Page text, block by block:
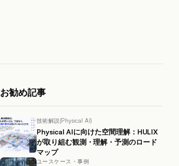
お勧め記事
技術解説(Physical AI)
Physical AIに向けた空間理解：HULIX
が取り組む観測・理解・予測のロード
マップ
ユースケース・事例